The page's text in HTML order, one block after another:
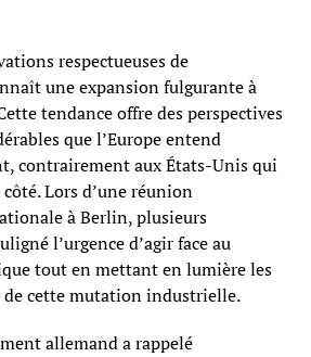
respectueuses de
une expansion fulgurante à
tendance offre des perspectives
que l’Europe entend
contrairement aux États-Unis qui
Lors d’une réunion
à Berlin, plusieurs
l’urgence d’agir face au
tout en mettant en lumière les
de cette mutation industrielle.
allemand a rappelé